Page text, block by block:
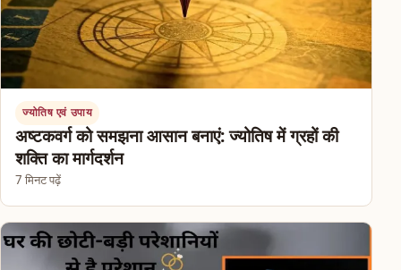
ज्योतिष एवं उपाय
अष्टकवर्ग को समझना आसान बनाएं: ज्योतिष में ग्रहों की
शक्ति का मार्गदर्शन
7 मिनट पढ़ें